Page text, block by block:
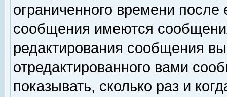
ограниченного времени
сообщения имеются
редактирования сообщения
отредактированного вами
показывать, сколько раз и